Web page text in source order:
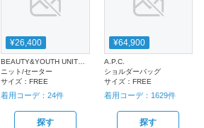
¥26,400
ニット/セーター
サイズ：FREE
着用コーデ：24件
探す
¥64,900
A.P.C.
ショルダーバッグ
サイズ： FREE
着用コーデ： 1629件
探す